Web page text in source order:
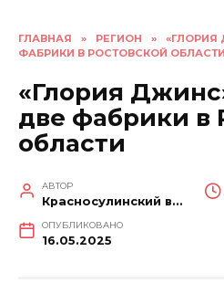
ГЛАВНАЯ » РЕГИОН »
«ГЛОРИЯ
ФАБРИКИ В РОСТОВСКОЙ ОБЛАСТИ
«Глория
две фабрики в
области
АВТОР
Красносулинский вестник
ОПУБЛИКОВАНО
16.05.2025